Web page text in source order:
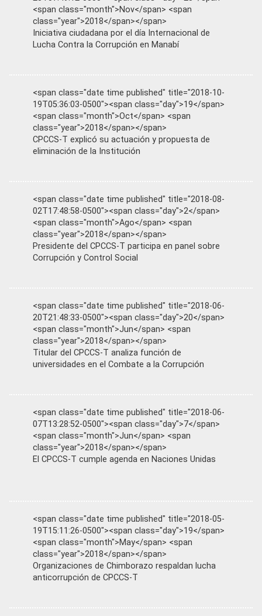
<span class="month">Nov</span> <span
class="year">2018</span></span>
Iniciativa ciudadana por el día Internacional de
Lucha Contra la Corrupción en Manabí
<span class="date time published" title="2018-10-
19T05:36:03-0500"><span class="day">19</span>
<span class="month">Oct</span> <span
class="year">2018</span></span>
CPCCS-T explicó su actuación y propuesta de
eliminación de la Institución
<span class="date time published" title="2018-08-
02T17:48:58-0500"><span class="day">2</span>
<span class="month">Ago</span> <span
class="year">2018</span></span>
Presidente del CPCCS-T participa en panel sobre
Corrupción y Control Social
<span class="date time published" title="2018-06-
20T21:48:33-0500"><span class="day">20</span>
<span class="month">Jun</span> <span
class="year">2018</span></span>
Titular del CPCCS-T analiza función de
universidades en el Combate a la Corrupción
<span class="date time published" title="2018-06-
07T13:28:52-0500"><span class="day">7</span>
<span class="month">Jun</span> <span
class="year">2018</span></span>
El CPCCS-T cumple agenda en Naciones Unidas
<span class="date time published" title="2018-05-
19T15:11:26-0500"><span class="day">19</span>
<span class="month">May</span> <span
class="year">2018</span></span>
Organizaciones de Chimborazo respaldan lucha
anticorrupción de CPCCS-T